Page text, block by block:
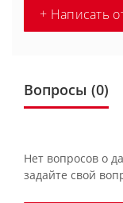
+ Написать
Вопросы (0)
Нет вопросов о
задайте свой